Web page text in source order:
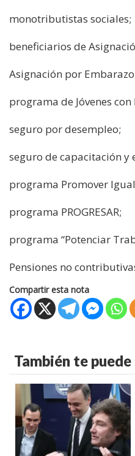
monotributistas sociales;
beneficiarios de
Asignación por
programa de Jóvenes
seguro por desempleo;
seguro de capacitación y
programa Promover
programa PROGRESAR;
programa “Potenciar
Pensiones no
Compartir esta nota
También te